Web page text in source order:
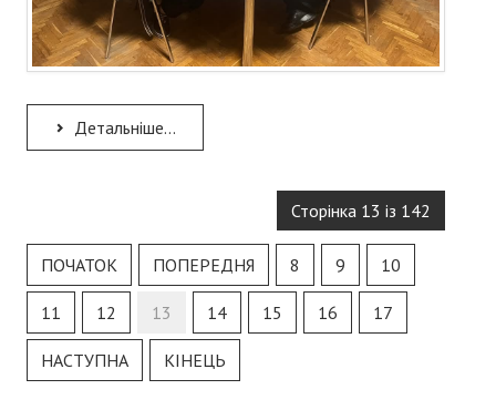
Детальніше...
Сторінка 13 із 142
ПОЧАТОК ПОПЕРЕДНЯ 8 9 10
11 12 13 14 15 16 17
НАСТУПНА КІНЕЦЬ